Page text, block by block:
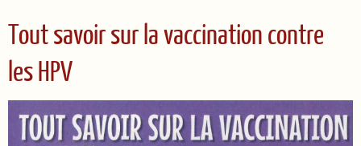
Tout savoir sur la vaccination contre
les HPV